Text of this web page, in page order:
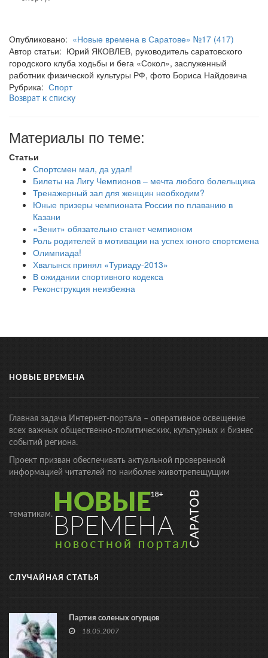
Опубликовано: «Новые времена в Саратове» №17 (417)
Автор статьи: Юрий ЯКОВЛЕВ, руководитель саратовского
городского клуба ходьбы и бега «Сокол», заслуженный
работник физической культуры РФ, фото Бориса Найдовича
Рубрика: Спорт
Возврат к списку
Материалы по теме:
Статьи
Спортсмен мал, да удал!
Билеты на Лигу Чемпионов – мечта любого болельщика
Тренажерный зал для женщин необходим?
Юные призеры чемпионата России по плаванию в
Казани
«Зенит» обязательно станет чемпионом
Роль родителей в мотивации на успех юного спортсмена
Олимпиада!
Хвалынск принял «Туриаду-2013»
В ожидании спортивного кодекса
Реконструкция неизбежна
НОВЫЕ ВРЕМЕНА
Главная задача Интернет-портала – оперативное освещение
всех важных общественно-политических, культурных и бизнес
событий региона.
Проект призван обеспечивать актуальной проверенной
информацией читателей по наиболее животрепещущим
тематикам.
СЛУЧАЙНАЯ СТАТЬЯ
Партия соленых огурцов
18.05.2007